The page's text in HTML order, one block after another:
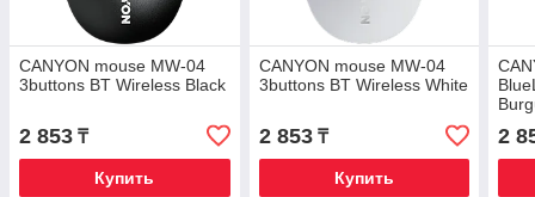
CANYON mouse MW-04
3buttons BT Wireless Black
2 853 ₸
Купить
CANYON mouse MW-04
3buttons BT Wireless White
2 853₸
Купить
2